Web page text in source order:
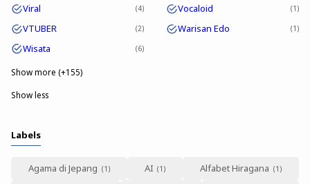
Viral 4 Vocaloid 1
VTUBER 2 Warisan Edo 1
Wisata 6
Show more (+155)
Show less
Labels
Agama di Jepang AI
Alfabet Hiragana